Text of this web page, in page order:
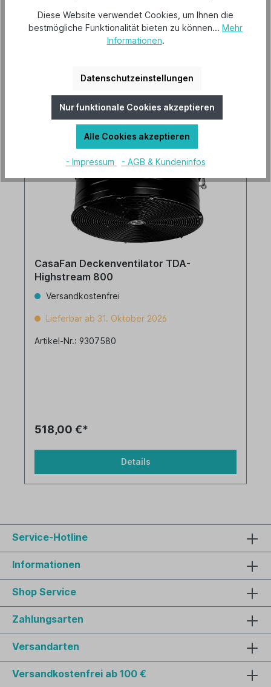
Details
CasaFan Deckenventilator TDA-
Highstream 800
Versandkostenfrei
Lieferbar ab 31. Oktober 2026
Artikel-Nr.: 9307580
518,00 €*
Details
Service-Hotline
Informationen
Shop Service
Zahlungsarten
Versandarten
Versandkostenfrei ab 100 €
Diese Website verwendet Cookies, um Ihnen die
bestmögliche Funktionalität bieten zu können... Mehr
Informationen.
Datenschutzeinstellungen
Nur funktionale Cookies akzeptieren
Alle Cookies akzeptieren
- Impressum - AGB & Kundeninfos